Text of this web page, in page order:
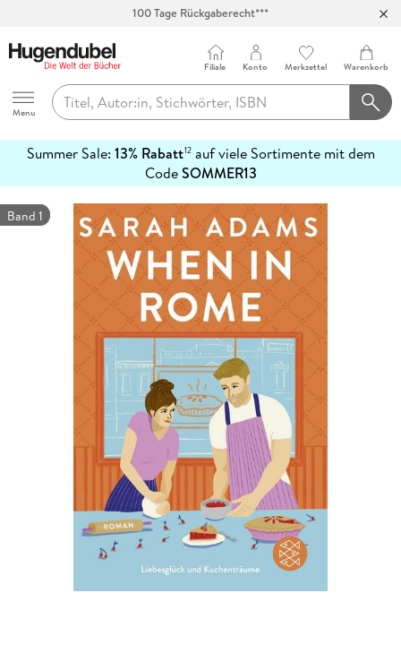
100 Tage Rückgaberecht***
Hugendubel
Menu
Filiale Konto Merkzettel Warenkorb
Summer Sale: 13% Rabatt12auf viele Sortimente mit dem
CodeSOMMER13
erfahren
Band 1